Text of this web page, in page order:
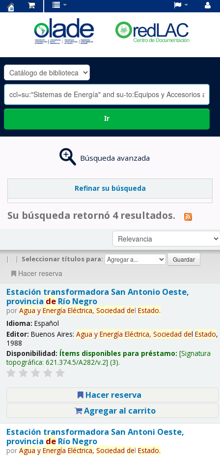
OLADE
-
Ir
Búsqueda avanzada
Refinar su búsqueda
Su búsqueda retornó 4 resultados.
| | Seleccionar títulos para:
Hacer reserva
Estación transformadora San Antonio Oeste,
provincia deRío Negro
por Agua y Energía Eléctrica, Sociedad del Estado.
Idioma: Español
Editor: Buenos Aires: Agua y Energía Eléctrica, Sociedad del Estado,
1988
Disponibilidad: Ítems disponibles para préstamo: Signatura
topográfica: 621.374.5/A282/v.2 (3).
Hacer reserva
Agregar al carrito
Estación transformadora San Antoni Oeste,
provincia deRío Negro
por Agua y Energía Eléctrica, Sociedad del Estado.